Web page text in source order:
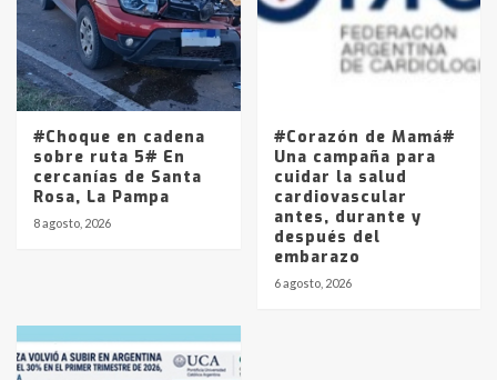
#Choque en cadena
sobre ruta 5# En
cercanías de Santa
Rosa, La Pampa
8 agosto, 2026
#Corazón de Mamá#
Una campaña para
cuidar la salud
cardiovascular
antes, durante y
después del
embarazo
6 agosto, 2026